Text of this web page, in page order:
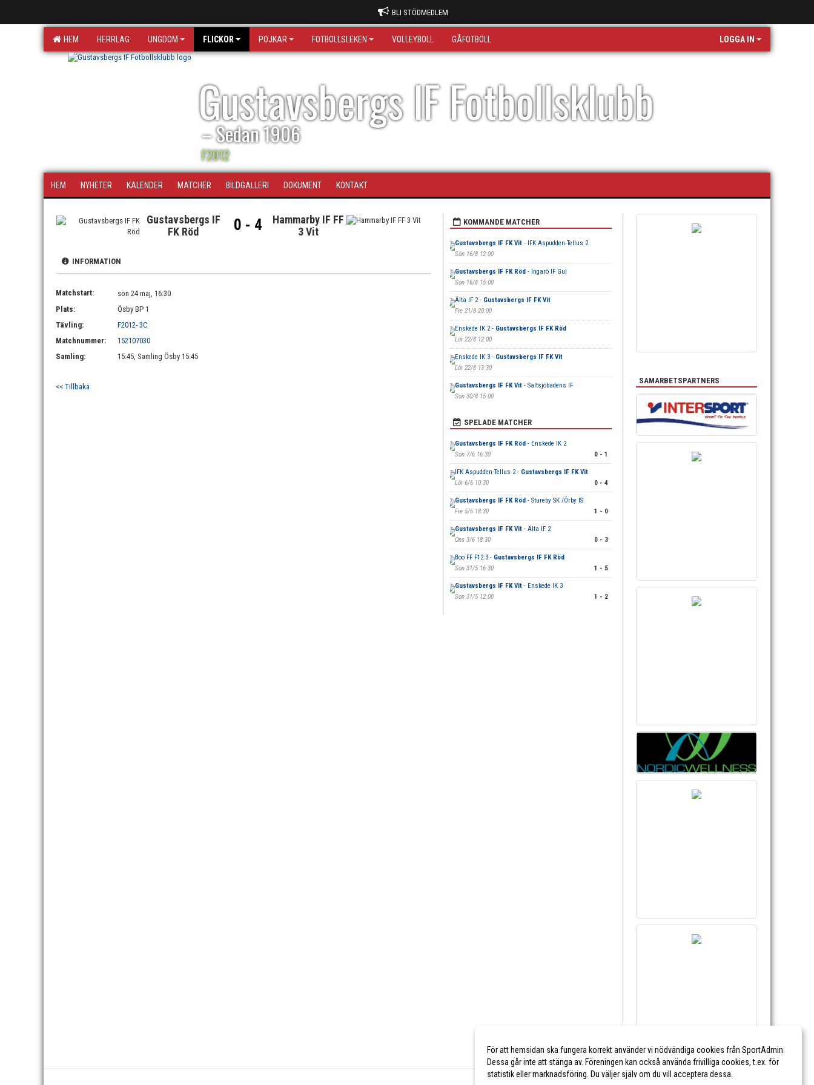
BLI STÖDMEDLEM
HEM HERRLAG UNGDOM FLICKOR POJKAR FOTBOLLSLEKEN VOLLEYBOLL GÅFOTBOLL LOGGA IN
Gustavsbergs IF Fotbollsklubb
– Sedan 1906
F2012
HEM NYHETER KALENDER MATCHER BILDGALLERI DOKUMENT KONTAKT
Gustavsbergs IF
FK Röd
0 - 4
Hammarby IF FF
3 Vit
INFORMATION
Matchstart:
sön 24 maj, 16:30
Plats:
Ösby BP 1
Tävling:
F2012- 3C
Matchnummer:
152107030
Samling:
15:45, Samling Ösby 15:45
<< Tillbaka
KOMMANDE MATCHER
Gustavsbergs IF FK Vit- IFK Aspudden-Tellus 2
Sön 16/8 12:00
Gustavsbergs IF FK Röd- Ingarö IF Gul
Sön 16/8 15:00
Älta IF 2 - Gustavsbergs IF FK Vit
Fre 21/8 20:00
Enskede IK 2 - Gustavsbergs IF FK Röd
Lör 22/8 12:00
Enskede IK 3 - Gustavsbergs IF FK Vit
Lör 22/8 13:30
Gustavsbergs IF FK Vit- Saltsjöbadens IF
Sön 30/8 15:00
SPELADE MATCHER
Gustavsbergs IF FK Röd- Enskede IK 2
Sön 7/6 16:30
0 - 1
IFK Aspudden-Tellus 2 - Gustavsbergs IF FK Vit
Lör 6/6 10:30
0 - 4
Gustavsbergs IF FK Röd- Stureby SK /Örby IS
Fre 5/6 18:30
1 - 0
Gustavsbergs IF FK Vit- Älta IF 2
Ons 3/6 18:30
0 - 3
Boo FF F12:3 - Gustavsbergs IF FK Röd
Sön 31/5 16:30
1 - 5
Gustavsbergs IF FK Vit- Enskede IK 3
Sön 31/5 12:00
1 - 2
SAMARBETSPARTNERS
För att hemsidan ska fungera korrekt använder vi nödvändiga cookies från SportAdmin.
Dessa går inte att stänga av. Föreningen kan också använda frivilliga cookies, t.ex. för
statistik eller marknadsföring. Du väljer själv om du vill acceptera dessa.